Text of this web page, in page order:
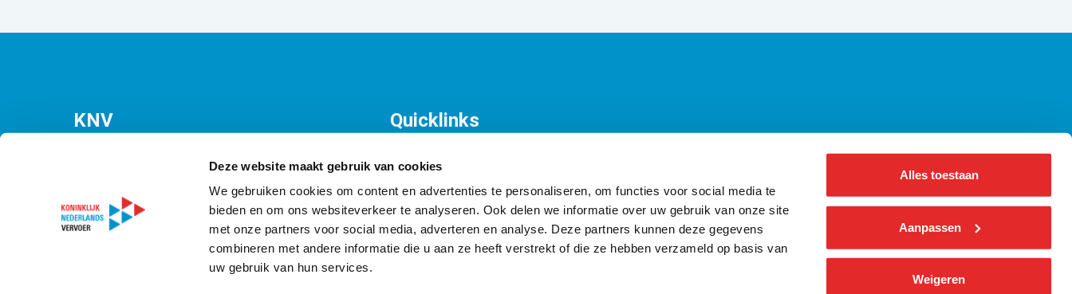
Deze website maakt gebruik van cookies
We gebruiken cookies om content en advertenties te personaliseren, om functies voor social media te
bieden en om ons websiteverkeer te analyseren. Ook delen we informatie over uw gebruik van onze site
met onze partners voor social media, adverteren en analyse. Deze partners kunnen deze gegevens
combineren met andere informatie die u aan ze heeft verstrekt of die ze hebben verzameld op basis van
uw gebruik van hun services.
Alles toestaan
Aanpassen
Weigeren
KNV
T070 349 09 21
Quicklinks
Contact
About us ǀ English
Informatie voor pers